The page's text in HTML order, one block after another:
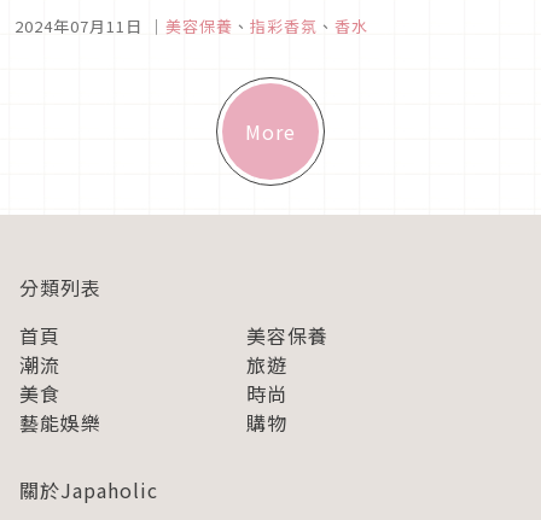
商品價格從5,000日圓到2萬日圓都有，但有別於高級香氛專櫃
2024年07月11日 ｜ 美容保養 、 指彩香氛 、 香水
More
分類列表
首頁
美容保養
潮流
旅遊
美食
時尚
藝能娛樂
購物
關於Japaholic